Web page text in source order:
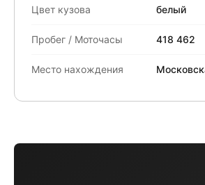
Цвет кузова белый
Пробег / Моточасы 418 462
Место нахождения